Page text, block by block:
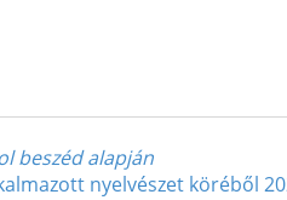
beszéd alapján
nyelvészet köréből